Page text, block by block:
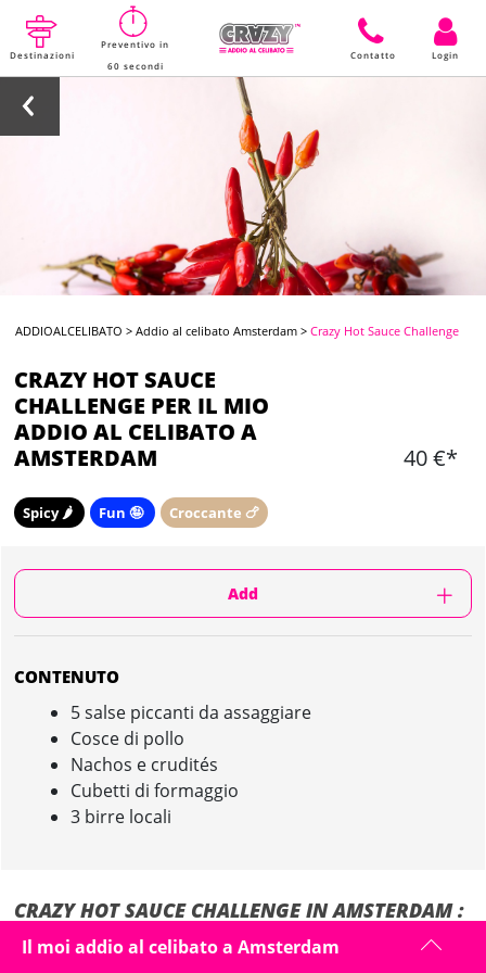
Destinazioni
Preventivo in
60 secondi
Contatto Login
ADDIOALCELIBATO >Addio al celibato Amsterdam >Crazy Hot Sauce Challenge
CRAZY HOT SAUCE
CHALLENGE PER IL MIO
ADDIO AL CELIBATO A
AMSTERDAM
40 €*
Spicy 🌶️ Fun 🤪 Croccante 🍗
Add
CONTENUTO
5 salse piccanti da assaggiare
Cosce di pollo
Nachos e crudités
Cubetti di formaggio
3 birre locali
CRAZY HOT SAUCE CHALLENGE IN AMSTERDAM :
PRESENTAZIONE
Il moi addio al celibato a Amsterdam